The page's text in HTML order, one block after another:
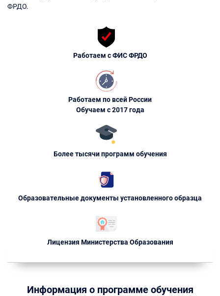
ФРДО.
Работаем с ФИС ФРДО
Работаем по всей России
Обучаем с 2017 года
Более тысячи программ обучения
Образовательные документы установленного образца
Лицензия Министерства Образования
Информация о программе обучения